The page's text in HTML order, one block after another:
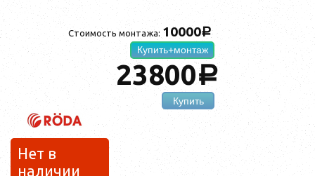
Стоимость монтажа: 10000a
Купить+монтаж
23800a
Купить
Нет в
наличии